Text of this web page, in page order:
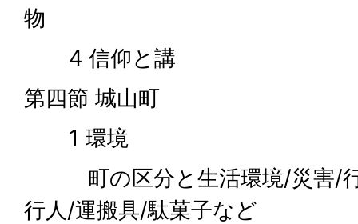
物
4 信仰と講
第四節 城山町
1 環境
町の区分と生活環境/災害/行
行人/運搬具/駄菓子など